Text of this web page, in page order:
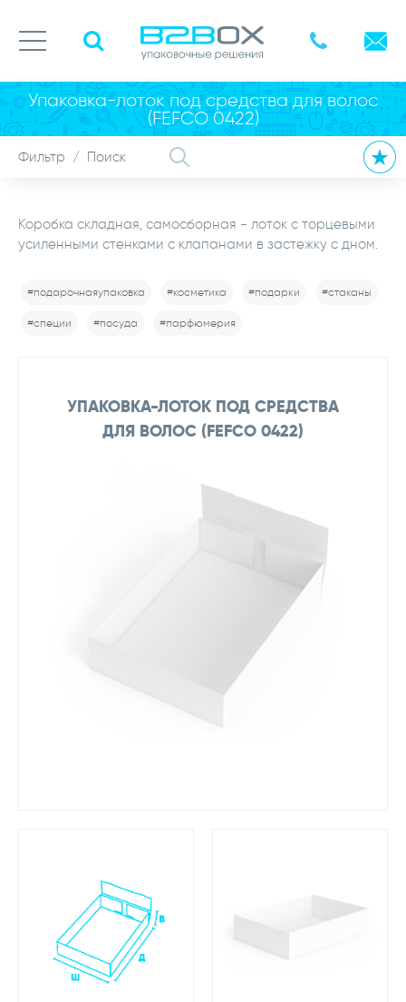
Упаковка-лоток под средства для волос
(FEFCO 0422)
Коробка складная, самосборная - лоток с торцевыми
усиленными стенками с клапанами в застежку с дном.
#подарочнаяупаковка #косметика #подарки #стаканы
#специи #посуда #парфюмерия
УПАКОВКА-ЛОТОК ПОД СРЕДСТВА
ДЛЯ ВОЛОС (FEFCO 0422)